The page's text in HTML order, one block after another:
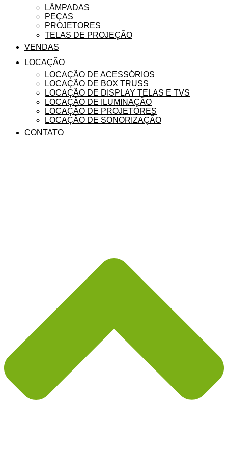
LÂMPADAS
PEÇAS
PROJETORES
TELAS DE PROJEÇÃO
VENDAS
LOCAÇÃO
LOCAÇÃO DE ACESSÓRIOS
LOCAÇÃO DE BOX TRUSS
LOCAÇÃO DE DISPLAY TELAS E TVS
LOCAÇÃO DE ILUMINAÇÃO
LOCAÇÃO DE PROJETORES
LOCAÇÃO DE SONORIZAÇÃO
CONTATO